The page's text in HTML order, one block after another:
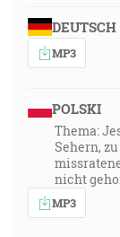
DEUTSCH
MP3
POLSKI
Thema:
Sehern,
nicht
MP3